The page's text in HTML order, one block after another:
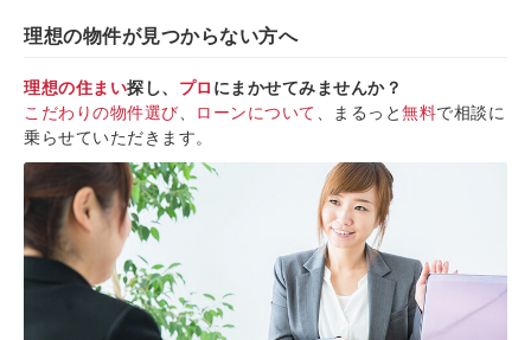
理想の物件が見つからない方へ
理想の住まい探し、 プロ にまかせてみませんか？
こだわりの物件選び
ローンについて 、まるっと無料で相談に
乗らせていただきます。